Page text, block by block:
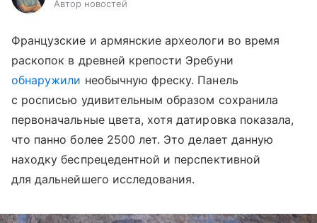
Автор новостей
Французские и армянские археологи во время
раскопок в древней крепости Эребуни
обнаружили необычную фреску. Панель
с росписью удивительным образом сохранила
первоначальные цвета, хотя датировка показала,
что панно более 2500 лет. Это делает данную
находку беспрецедентной и перспективной
для дальнейшего исследования.